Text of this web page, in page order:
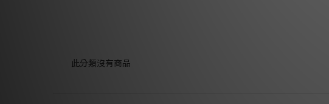
此分類沒有商品